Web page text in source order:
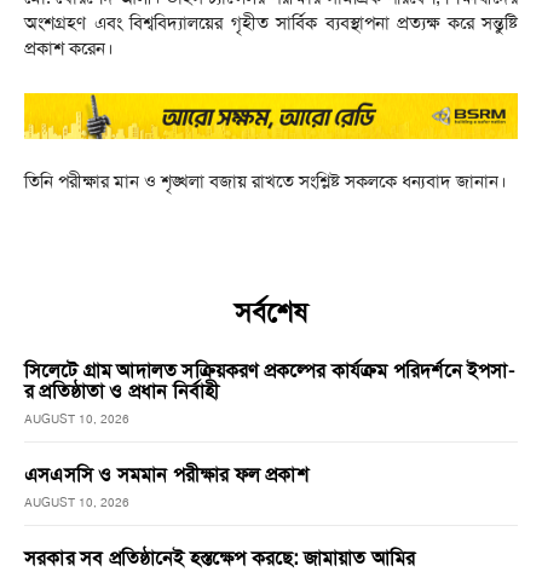
অংশগ্রহণ এবং বিশ্ববিদ্যালয়ের গৃহীত সার্বিক ব্যবস্থাপনা প্রত্যক্ষ করে সন্তুষ্টি
প্রকাশ করেন।
তিনি পরীক্ষার মান ও শৃঙ্খলা বজায় রাখতে সংশ্লিষ্ট সকলকে ধন্যবাদ জানান।
সর্বশেষ
সিলেটে গ্রাম আদালত সক্রিয়করণ প্রকল্পের কার্যক্রম পরিদর্শনে ইপসা-
র প্রতিষ্ঠাতা ও প্রধান নির্বাহী
AUGUST 10, 2026
এসএসসি ও সমমান পরীক্ষার ফল প্রকাশ
AUGUST 10, 2026
সরকার সব প্রতিষ্ঠানেই হস্তক্ষেপ করছে: জামায়াত আমির